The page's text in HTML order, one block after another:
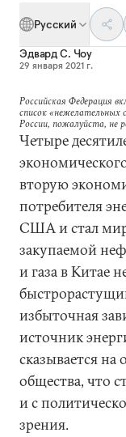
Русский
Эдвард C. Чоу
29 января 2021 г.
Российская Федерация
список «нежелательных
России, пожалуйста, не
Четыре
вторую
потребителя
США и стал
закупаемой
и газа в Китае
избыточная
источник
сказывается
общества, что
и с
зрения.